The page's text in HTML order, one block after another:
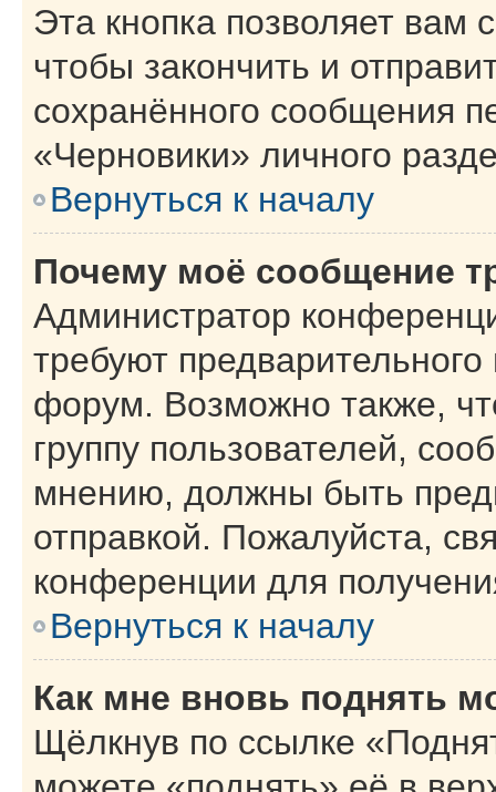
Эта кнопка позволяет вам
чтобы закончить и
сохранённого сообщения
«Черновики» личного
Вернуться к началу
Почему моё сообщение
Администратор
требуют
форум. Возможно также,
группу пользователей,
мнению, должны быть
отправкой. Пожалуйста,
конференции для
Вернуться к началу
Как мне вновь поднять
Щёлкнув по ссылке